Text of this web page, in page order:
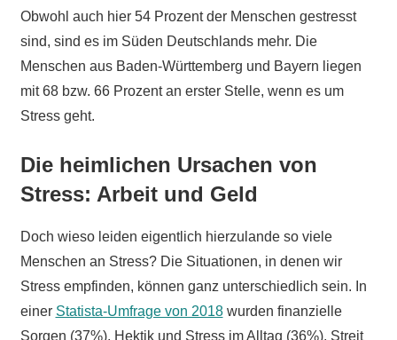
Obwohl auch hier 54 Prozent der Menschen gestresst
sind, sind es im Süden Deutschlands mehr. Die
Menschen aus Baden-Württemberg und Bayern liegen
mit 68 bzw. 66 Prozent an erster Stelle, wenn es um
Stress geht.
Die heimlichen Ursachen von
Stress: Arbeit und Geld
Doch wieso leiden eigentlich hierzulande so viele
Menschen an Stress? Die Situationen, in denen wir
Stress empfinden, können ganz unterschiedlich sein. In
einer Statista-Umfrage von 2018wurden finanzielle
Sorgen (37%), Hektik und Stress im Alltag (36%), Streit